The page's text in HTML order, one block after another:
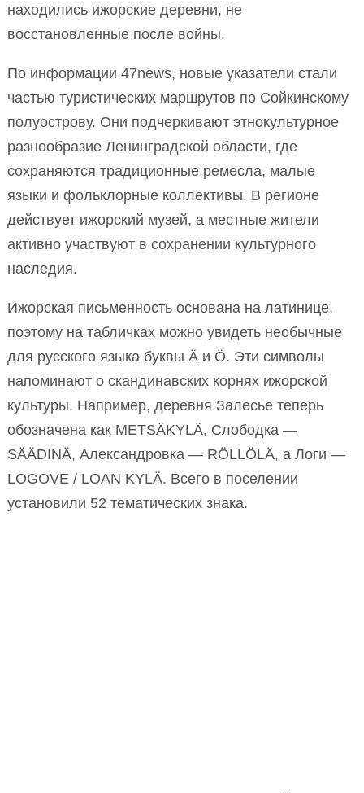
находились ижорские деревни, не
восстановленные после войны.
По информации 47news, новые указатели стали
частью туристических маршрутов по Сойкинскому
полуострову. Они подчеркивают этнокультурное
разнообразие Ленинградской области, где
сохраняются традиционные ремесла, малые
языки и фольклорные коллективы. В регионе
действует ижорский музей, а местные жители
активно участвуют в сохранении культурного
наследия.
Ижорская письменность основана на латинице,
поэтому на табличках можно увидеть необычные
для русского языка буквы Ä и Ö. Эти символы
напоминают о скандинавских корнях ижорской
культуры. Например, деревня Залесье теперь
обозначена как METSÄKYLÄ, Слободка —
SÄÄDINÄ, Александровка — RÖLLÖLÄ, а Логи —
LOGOVE / LOAN KYLÄ. Всего в поселении
установили 52 тематических знака.